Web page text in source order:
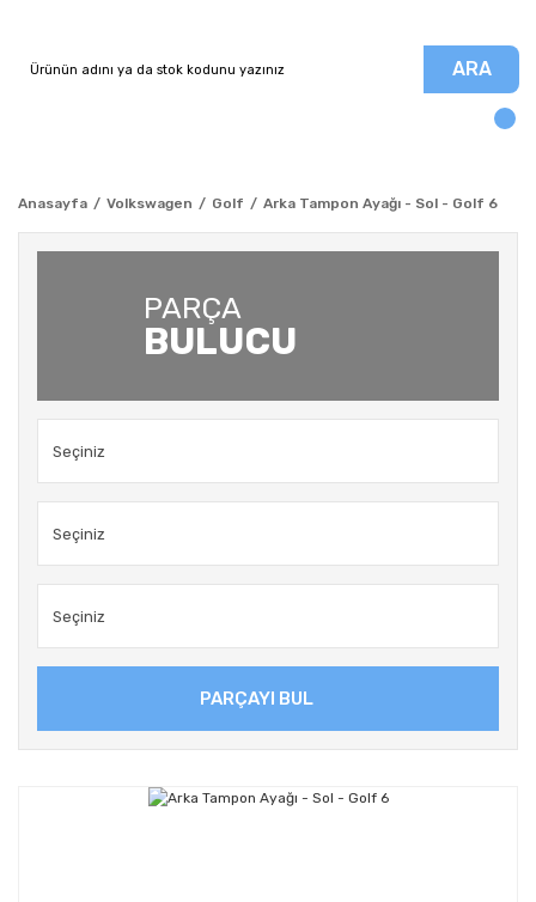
ARA
Anasayfa Volkswagen Golf Arka Tampon Ayağı - Sol - Golf 6
PARÇA
BULUCU
PARÇAYI BUL